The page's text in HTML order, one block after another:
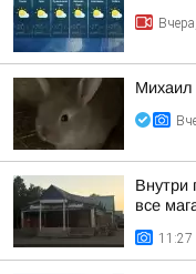
Михаил
Внутри
все
11:27